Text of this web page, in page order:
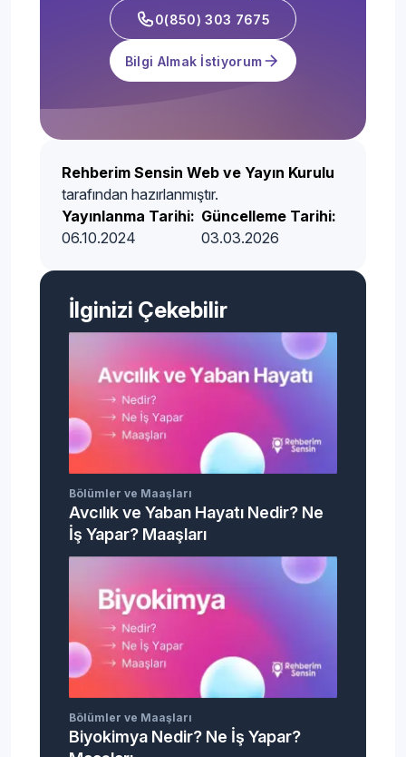
0(850) 303 7675
Bilgi Almak İstiyorum
Rehberim Sensin Web ve Yayın Kurulu
tarafından hazırlanmıştır.
Yayınlanma Tarihi:
06.10.2024
Güncelleme Tarihi:
03.03.2026
İlginizi Çekebilir
Bölümler ve Maaşları
Avcılık ve Yaban Hayatı Nedir? Ne
İş Yapar? Maaşları
Bölümler ve Maaşları
Biyokimya Nedir? Ne İş Yapar?